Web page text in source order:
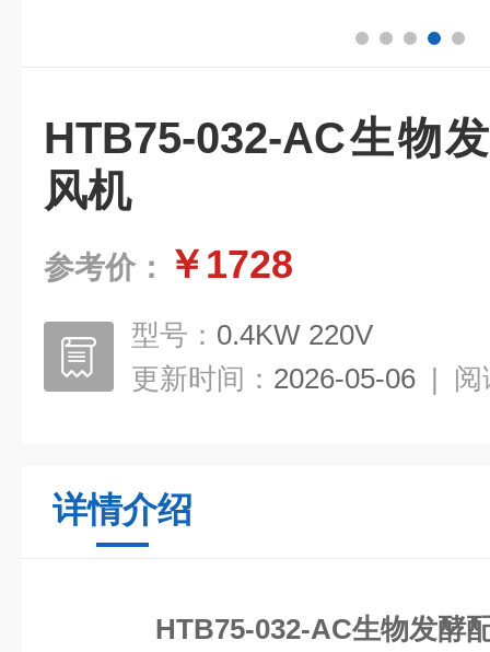
HTB75-032-AC生物
风机
参考价： ￥1728
型号： 0.4KW 220V
更新时间： 2026-05-06 | 阅
详情介绍
HTB75-032-AC生物发酵